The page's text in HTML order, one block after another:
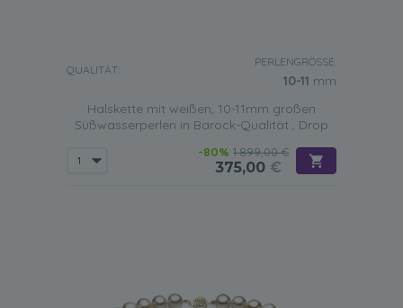
QUALITÄT:
PERLENGRÖSSE:
10-11 mm
Halskette mit weißen, 10-11mm großen
Süßwasserperlen in Barock-Qualität , Drop
-80% 1.899,00 €
375,00 €